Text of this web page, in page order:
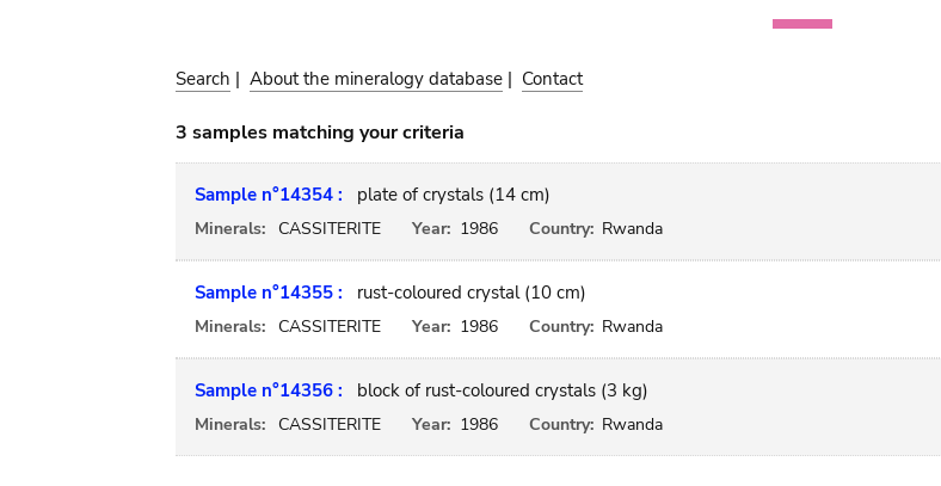
Search | About the mineralogy database | Contact
3 samples matching your criteria
Sample n°14354 : plate of crystals (14 cm)
Minerals: CASSITERITE Year: 1986 Country: Rwanda
Sample n°14355 : rust-coloured crystal (10 cm)
Minerals: CASSITERITE Year: 1986 Country: Rwanda
Sample n°14356 : block of rust-coloured crystals (3 kg)
Minerals: CASSITERITE Year: 1986 Country: Rwanda